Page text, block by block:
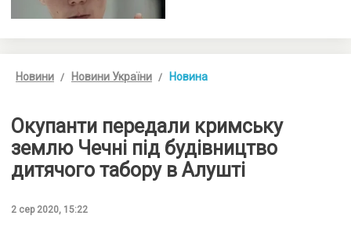
Новини Новини України Новина
Окупанти передали кримську
землю Чечні під будівництво
дитячого табору в Алушті
2 сер 2020, 15:22